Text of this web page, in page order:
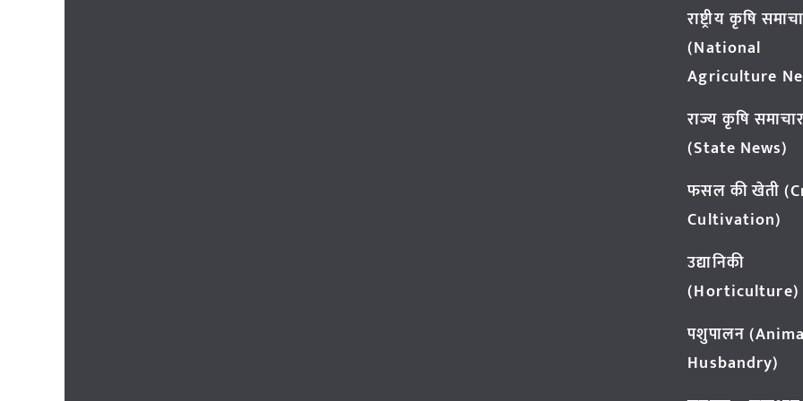
राष्ट्रीय कृषि
(National
Agriculture
राज्य कृषि समाचार
(State News)
फसल की खेती
Cultivation)
उद्यानिकी
(Horticulture)
पशुपालन
Husbandry)